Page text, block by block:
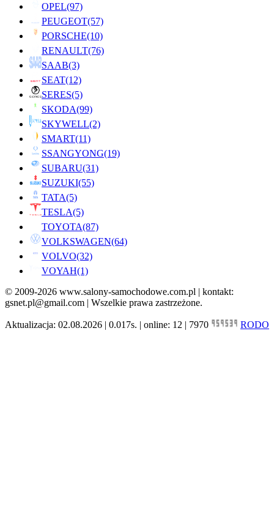
OPEL(97)
PEUGEOT(57)
PORSCHE(10)
RENAULT(76)
SAAB(3)
SEAT(12)
SERES(5)
SKODA(99)
SKYWELL(2)
SMART(11)
SSANGYONG(19)
SUBARU(31)
SUZUKI(55)
TATA(5)
TESLA(5)
TOYOTA(87)
VOLKSWAGEN(64)
VOLVO(32)
VOYAH(1)
© 2009-2026 www.salony-samochodowe.com.pl | kontakt:
gsnet.pl@gmail.com | Wszelkie prawa zastrzeżone.
Aktualizacja: 02.08.2026 | 0.017s. | online: 12 | 7970 RODO